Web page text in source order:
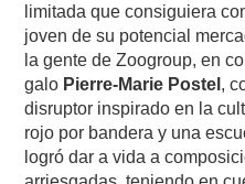
limitada que consiguiera
joven de su potencial
la gente de Zoogroup, en
galo Pierre-Marie Postel ,
disruptor inspirado en la
rojo por bandera y una
logró dar a vida a